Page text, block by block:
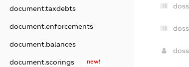
document.taxdebts
document.enforcements
document.balances
document.scorings new!